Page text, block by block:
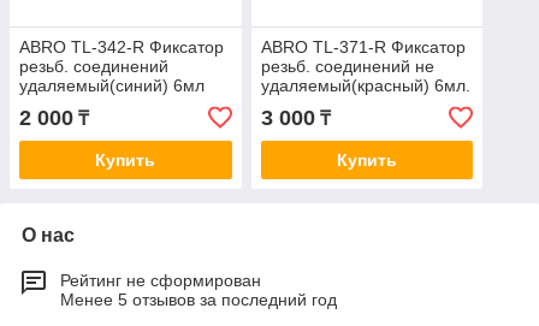
ABRO TL-342-R Фиксатор
резьб. соединений
удаляемый(синий) 6мл
2 000 ₸
Купить
ABRO TL-371-R Фиксатор
резьб. соединений не
удаляемый(красный) 6мл.
3 000₸
Купить
О нас
Рейтинг не сформирован
Менее 5 отзывов за последний год